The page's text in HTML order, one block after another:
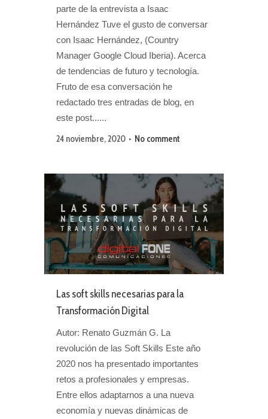
parte de la entrevista a Isaac
Hernández Tuve el gusto de conversar
con Isaac Hernández, (Country
Manager Google Cloud Iberia). Acerca
de tendencias de futuro y tecnología.
Fruto de esa conversación he
redactado tres entradas de blog, en
este post......
24 noviembre, 2020 No comment
Las soft skills necesarias para la
Transformación Digital
Autor: Renato Guzmán G. La
revolución de las Soft Skills Este año
2020 nos ha presentado importantes
retos a profesionales y empresas.
Entre ellos adaptarnos a una nueva
economía y nuevas dinámicas de